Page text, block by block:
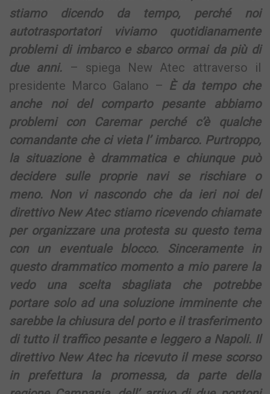
stiamo dicendo da tempo, perché noi
autotrasportatori viviamo quotidianamente
problemi di imbarco e sbarco ormai da più di
due anni.
– spiega New Atec attraverso il
presidente Marco Galano – È da tempo che
anche noi del comparto pesante abbiamo
problemi con Caremar perché c’è qualche
comandante che ci vieta l’ imbarco. Purtroppo,
la situazione è drammatica e chiunque può
decidere sulle proprie navi se rischiare o
meno. Non vi nascondo che da ieri noi del
direttivo New Atec stiamo ricevendo chiamate
per organizzare una protesta su questo tema
con un eventuale blocco. Sinceramente in
questo drammatico momento a mio parere la
vedo una scelta sbagliata che potrebbe
portare solo ad una soluzione imminente che
sarebbe la chiusura del porto e il trasferimento
di tutto il traffico pesante e leggero a Napoli. Il
direttivo New Atec ha ricevuto il mese scorso
in prefettura la promessa, da parte della